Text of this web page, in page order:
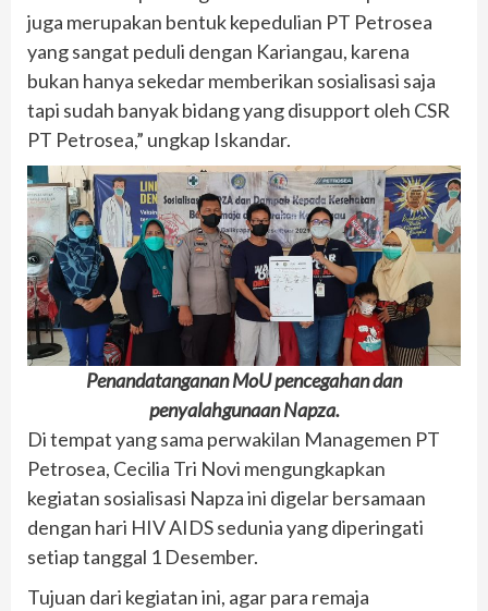
juga merupakan bentuk kepedulian PT Petrosea
yang sangat peduli dengan Kariangau, karena
bukan hanya sekedar memberikan sosialisasi saja
tapi sudah banyak bidang yang disupport oleh CSR
PT Petrosea,” ungkap Iskandar.
Penandatanganan MoU pencegahan dan
penyalahgunaan Napza.
Di tempat yang sama perwakilan Managemen PT
Petrosea, Cecilia Tri Novi mengungkapkan
kegiatan sosialisasi Napza ini digelar bersamaan
dengan hari HIV AIDS sedunia yang diperingati
setiap tanggal 1 Desember.
Tujuan dari kegiatan ini, agar para remaja